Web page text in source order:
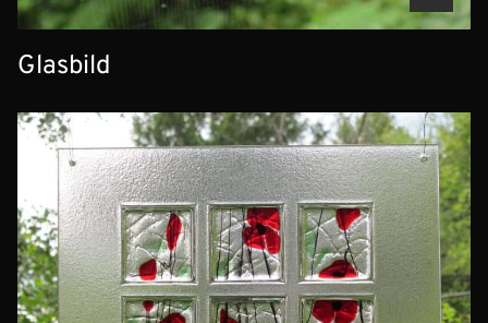
Glasbild